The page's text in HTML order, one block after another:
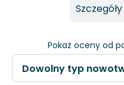
Pokaż oceny od